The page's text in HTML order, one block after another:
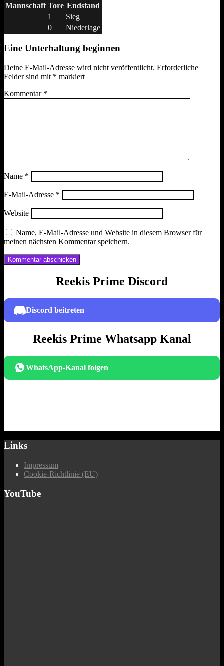
Mannschaft Tore Endstand
1
Sieg
0
Niederlage
Eine Unterhaltung beginnen
Deine E-Mail-Adresse wird nicht veröffentlicht. Erforderliche
Felder sind mit * markiert
Kommentar *
Name *
E-Mail-Adresse *
Website
Name, E-Mail-Adresse und Website in diesem Browser für
meinen nächsten Kommentar speichern.
Reekis Prime Discord
Discord beitreten
Reekis Prime Whatsapp Kanal
WhatsApp-Kanal folgen
Links
Impressum
Cookie-Richtlinie (EU)
YouTube